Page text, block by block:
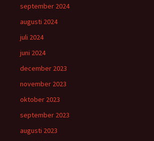
september 2024
augusti 2024
juli 2024
juni 2024
december 2023
november 2023
oktober 2023
september 2023
augusti 2023